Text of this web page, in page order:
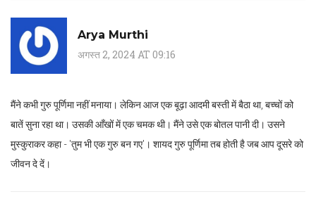
Arya Murthi
अगस्त 2, 2024 AT 09:16
मैंने कभी गुरु पूर्णिमा नहीं मनाया। लेकिन आज एक बूढ़ा आदमी बस्ती में बैठा था, बच्चों को
बातें सुना रहा था। उसकी आँखों में एक चमक थी। मैंने उसे एक बोतल पानी दी। उसने
मुस्कुराकर कहा - 'तुम भी एक गुरु बन गए'। शायद गुरु पूर्णिमा तब होती है जब आप दूसरे को
जीवन दे दें।